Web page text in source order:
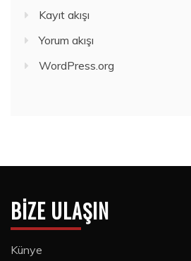
Kayıt akışı
Yorum akışı
WordPress.org
BIZE ULAŞIN
Künye